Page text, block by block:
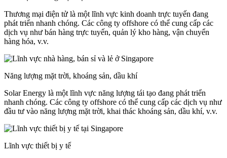
Thương mại điện tử là một lĩnh vực kinh doanh trực tuyến đang
phát triển nhanh chóng. Các công ty offshore có thể cung cấp các
dịch vụ như bán hàng trực tuyến, quản lý kho hàng, vận chuyển
hàng hóa, v.v.
Năng lượng mặt trời, khoáng sản, dầu khí
Solar Energy là một lĩnh vực năng lượng tái tạo đang phát triển
nhanh chóng. Các công ty offshore có thể cung cấp các dịch vụ như
đầu tư vào năng lượng mặt trời, khai thác khoáng sản, dầu khí, v.v.
Lĩnh vực thiết bị y tế